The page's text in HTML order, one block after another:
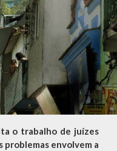
o trabalho de juízes
problemas envolvem a